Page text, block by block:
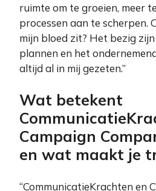
ruimte om te groeien, meer
processen aan te scherpen.
mijn bloed zit? Het bezig
plannen en het
altijd al in mij gezeten.”
Wat betekent
Campaign
en wat maakt je
“CommunicatieKrachten en